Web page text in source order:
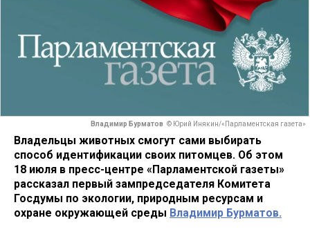
Владимир Бурматов © Юрий Инякин/«Парламентская газета»
Владельцы животных смогут сами выбирать
способ идентификации своих питомцев. Об этом
18 июля в пресс-центре «Парламентской газеты»
рассказал первый зампредседателя Комитета
Госдумы по экологии, природным ресурсам и
охране окружающей среды Владимир Бурматов.